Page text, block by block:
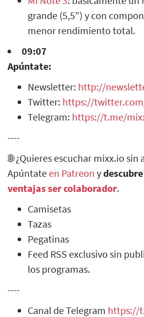
grande (5,5”) y con
menor rendimiento total.
09:07
Apúntate:
Newsletter: http://
Twitter: https://
Telegram: https://t.me/
----
🌐 ¿Quieres escuchar mixx.io sin
Apúntate en Patreon ydescubre
ventajas ser colaborador.
Camisetas
Tazas
Pegatinas
Feed RSS exclusivo sin
los programas.
----
Canal de Telegram https://